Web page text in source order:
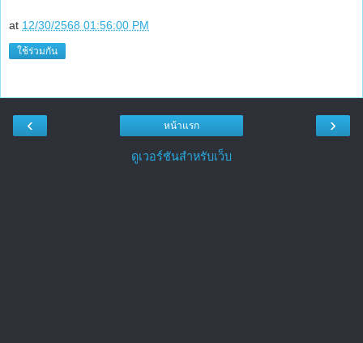
at 12/30/2568 01:56:00 PM
ใช้ร่วมกัน
‹ ›
หน้าแรก
ดูเวอร์ชันสำหรับเว็บ